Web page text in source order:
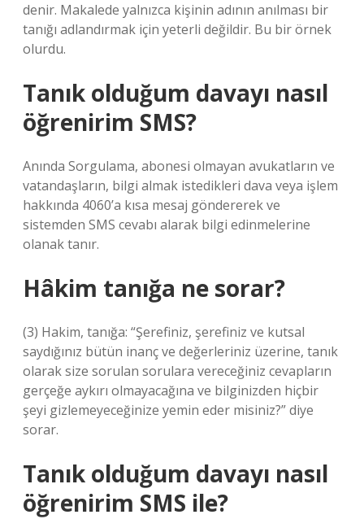
denir. Makalede yalnızca kişinin adının anılması bir
tanığı adlandırmak için yeterli değildir. Bu bir örnek
olurdu.
Tanık olduğum davayı nasıl
öğrenirim SMS?
Anında Sorgulama, abonesi olmayan avukatların ve
vatandaşların, bilgi almak istedikleri dava veya işlem
hakkında 4060’a kısa mesaj göndererek ve
sistemden SMS cevabı alarak bilgi edinmelerine
olanak tanır.
Hâkim tanığa ne sorar?
(3) Hakim, tanığa: “Şerefiniz, şerefiniz ve kutsal
saydığınız bütün inanç ve değerleriniz üzerine, tanık
olarak size sorulan sorulara vereceğiniz cevapların
gerçeğe aykırı olmayacağına ve bilginizden hiçbir
şeyi gizlemeyeceğinize yemin eder misiniz?” diye
sorar.
Tanık olduğum davayı nasıl
öğrenirim SMS ile?